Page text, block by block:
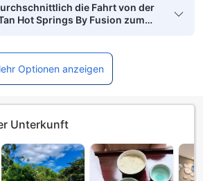
die Fahrt von der
Hot Springs By Fusion zum
Optionen anzeigen
Unterkunft